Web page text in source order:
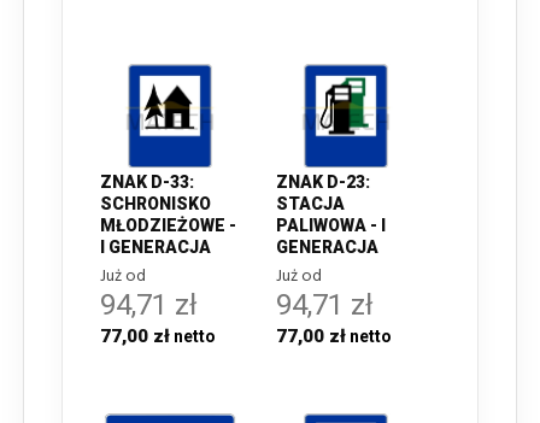
ZNAK D-33:
SCHRONISKO
MŁODZIEŻOWE -
I GENERACJA
Już od
94,71 zł
77,00 zł
ZNAK D-23:
STACJA
PALIWOWA - I
GENERACJA
Już od
94,71 zł
77,00 zł